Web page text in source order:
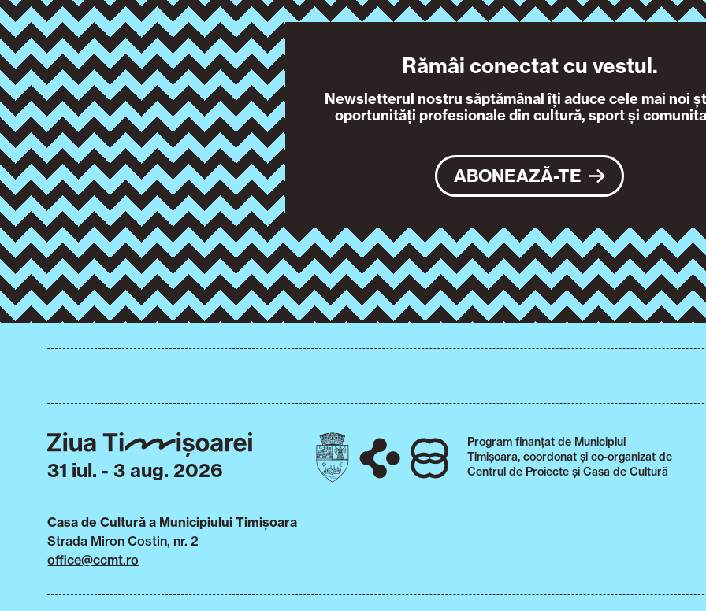
Rămâi conectat cu vestul.
Newsletterul nostru săptămânal îți aduce cele mai noi
oportunități profesionale din cultură, sport și
ABONEAZĂ-TE
31 iul. - 3 aug. 2026
Program finanțat de Municipiul
Timișoara, coordonat și co-organizat de
Centrul de Proiecte și Casa de Cultură
Casa de Cultură a Municipiului Timișoara
Strada Miron Costin, nr. 2
office@ccmt.ro